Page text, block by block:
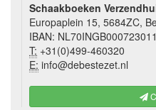
Schaakboeken
Europaplein 15, 5684ZC,
IBAN:
T: +31(0)499-460320
E: info@debestezet.nl